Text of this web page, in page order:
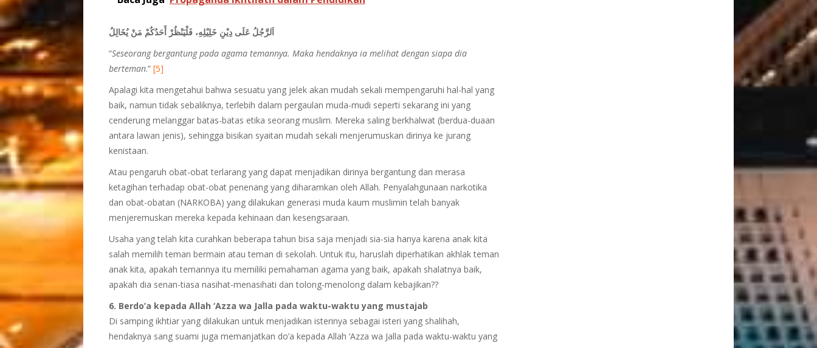
اَلرَّجُلُ عَلَى دِيْنِ خَلِيْلِهِ، فَلْيَنْظُرْ أَحَدُكُمْ مَنْ يُخَالِلُ
“Seseorang bergantung pada agama temannya. Maka hendaknya ia melihat dengan siapa dia
berteman.” [5]
Apalagi kita mengetahui bahwa sesuatu yang jelek akan mudah sekali mempengaruhi hal-hal yang
baik, namun tidak sebaliknya, terlebih dalam pergaulan muda-mudi seperti sekarang ini yang
cenderung melanggar batas-batas etika seorang muslim. Mereka saling berkhalwat (berdua-duaan
antara lawan jenis), sehingga bisikan syaitan mudah sekali menjerumuskan dirinya ke jurang
kenistaan.
Atau pengaruh obat-obat terlarang yang dapat menjadikan dirinya bergantung dan merasa
ketagihan terhadap obat-obat penenang yang diharamkan oleh Allah. Penyalahgunaan narkotika
dan obat-obatan (NARKOBA) yang dilakukan generasi muda kaum muslimin telah banyak
menjeremuskan mereka kepada kehinaan dan kesengsaraan.
Usaha yang telah kita curahkan beberapa tahun bisa saja menjadi sia-sia hanya karena anak kita
salah memilih teman bermain atau teman di sekolah. Untuk itu, haruslah diperhatikan akhlak teman
anak kita, apakah temannya itu memiliki pemahaman agama yang baik, apakah shalatnya baik,
apakah dia senan-tiasa nasihat-menasihati dan tolong-menolong dalam kebajikan??
6. Berdo’a kepada Allah ‘Azza wa Jalla pada waktu-waktu yang mustajab
Di samping ikhtiar yang dilakukan untuk menjadikan isterinya sebagai isteri yang shalihah,
hendaknya sang suami juga memanjatkan do’a kepada Allah ‘Azza wa Jalla pada waktu-waktu yang